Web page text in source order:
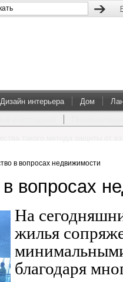
Дизайн интерьера Дом
в вопросах недвижимости
вопросах
На
жилья
благодаря